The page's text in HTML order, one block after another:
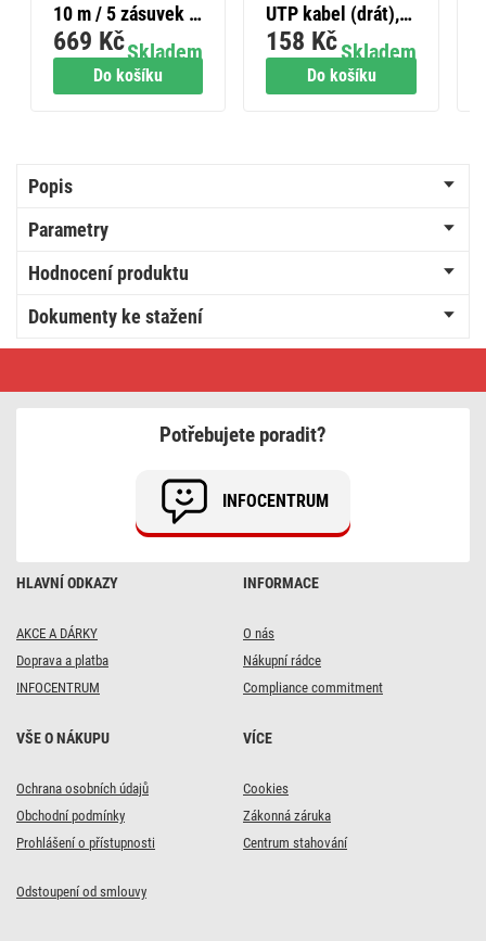
Do košíku
10 m / 5 zásuvek /
bílý / PVC / 1,5
mm2
Skladem
669 Kč
Do košíku
UTP kabel (drát),
průhledný, 20 ks
Skladem
158 Kč
Popis
Parametry
Hodnocení produktu
Dokumenty ke stažení
bílá,
HLAVNÍ ODKAZY
AKCE A DÁRKY
Doprava a platba
INFOCENTRUM
INFORMACE
O nás
Nákupní rádce
Compliance commitment
VŠE O NÁKUPU
Ochrana osobních údajů
Obchodní podmínky
Prohlášení o přístupnosti
VÍCE
Cookies
Zákonná záruka
Centrum stahování
Odstoupení od smlouvy
Potřebujete poradit?
INFOCENTRUM